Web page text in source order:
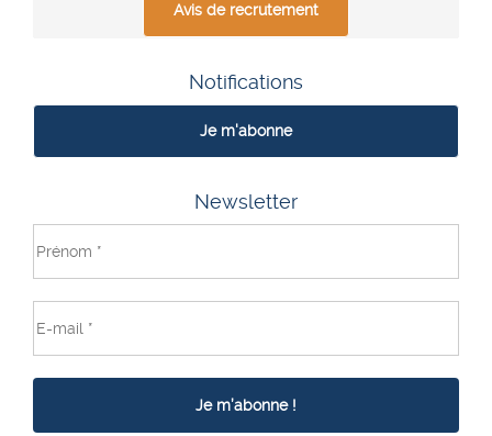
Avis de recrutement
Notifications
Je m'abonne
Newsletter